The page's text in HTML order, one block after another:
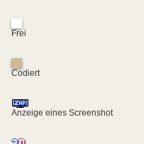
Frei
Codiert
Anzeige eines Screenshot